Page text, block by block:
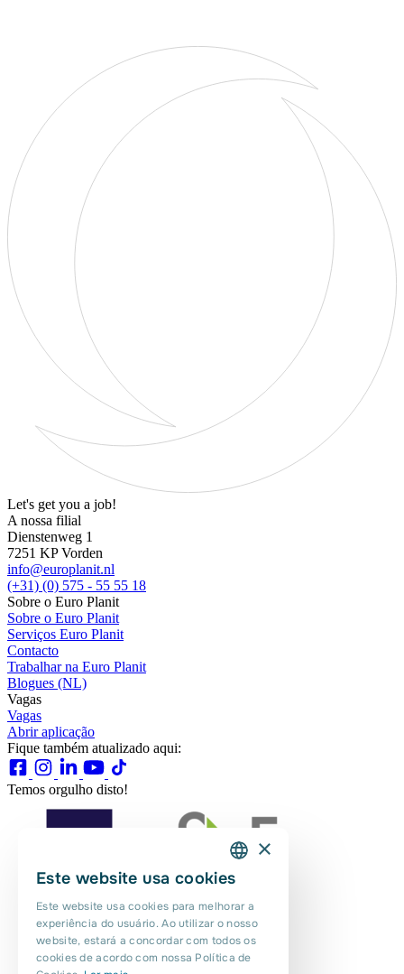
Let's get you a job!
A nossa filial
Dienstenweg 1
7251 KP Vorden
info@europlanit.nl
(+31) (0) 575 - 55 55 18
Sobre o Euro Planit
Sobre o Euro Planit
Serviços Euro Planit
Contacto
Trabalhar na Euro Planit
Blogues (NL)
Vagas
Vagas
Abrir aplicação
Fique também atualizado aqui:
Temos orgulho disto!
DUTCH
PORTUGUESE
×
Este website usa cookies
Este website usa cookies para melhorar a
experiência do usuário. Ao utilizar o nosso
website, estará a concordar com todos os
cookies de acordo com nossa Política de